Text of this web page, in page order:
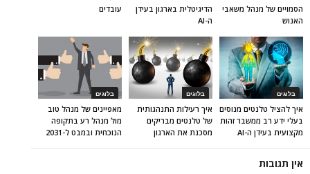
עובדים
הדיגיטלית בארגון בעידן
ה-AI
הסמויים של מנהל משאבי
האנוש
בלוגים
מאפיינים של מנהל טוב
מול מנהל רע בתקופה
הנוכחית ובמבט ל-2031
בלוגים
איך רעילות התנהגותית
של טלנטים מבריקים
מסכנת את הארגון
בלוגים
איך להציל טלנטים מנוסים
בעלי ידע רב ממשבר זהות
מקצועית בעידן ה-AI
אין תגובות